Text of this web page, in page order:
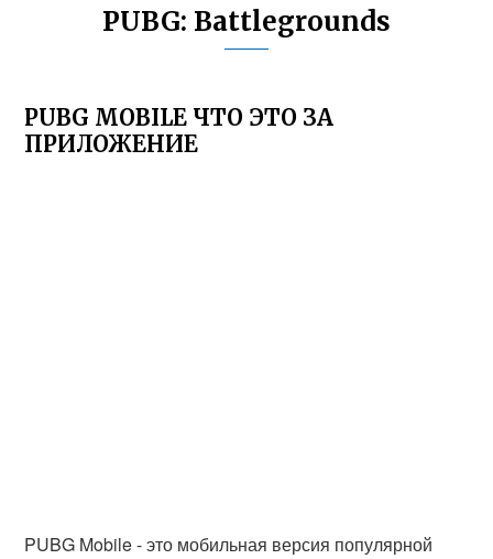
PUBG: Battlegrounds
PUBG MOBILE ЧТО ЭТО ЗА
ПРИЛОЖЕНИЕ
PUBG Mobile - это мобильная версия популярной